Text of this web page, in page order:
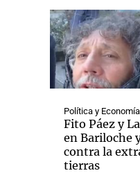
Política y Economía
Fito Páez y
en Bariloche
contra la
tierras